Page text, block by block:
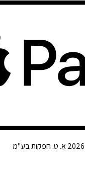
2026א. ט. הפקות בע"מ